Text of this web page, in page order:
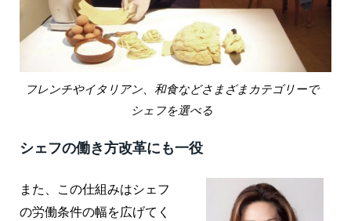
フレンチやイタリアン、和食などさまざまカテゴリーで
シェフを選べる
シェフの働き方改革にも一役
また、この仕組みはシェフ
の労働条件の幅を広げてく